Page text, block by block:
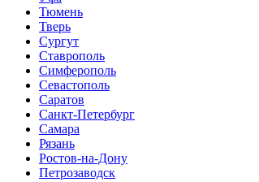
Тюмень
Тверь
Сургут
Ставрополь
Симферополь
Севастополь
Саратов
Санкт-Петербург
Самара
Рязань
Ростов-на-Дону
Петрозаводск